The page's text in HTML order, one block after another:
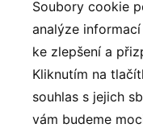
na lidské zdraví ani
těchto materiálů je
rozmezí od - 40°C
100% recyklovatelný.
Soubory cookie
analýze
ke zlepšení a
Kliknutím na
souhlas s jejich
vám budeme